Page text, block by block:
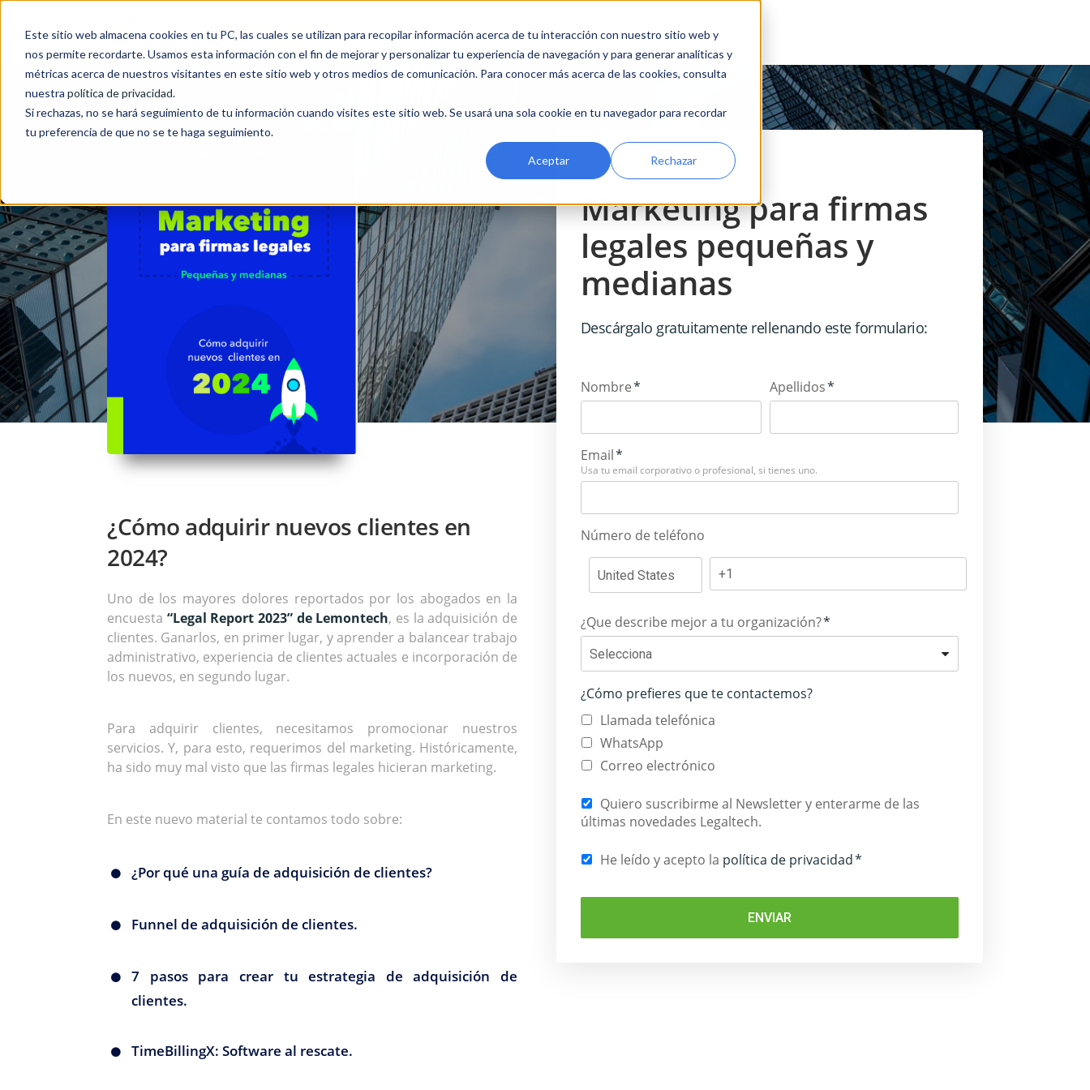
Este sitio web almacena cookies en tu PC, las cuales se utilizan para recopilar información acerca de tu interacción con nuestro sitio web y
nos permite recordarte. Usamos esta información con el fin de mejorar y personalizar tu experiencia de navegación y para generar analíticas y
métricas acerca de nuestros visitantes en este sitio web y otros medios de comunicación. Para conocer más acerca de las cookies, consulta
nuestra política de privacidad.
Si rechazas, no se hará seguimiento de tu información cuando visites este sitio web. Se usará una sola cookie en tu navegador para recordar
tu preferencia de que no se te haga seguimiento.
Aceptar Rechazar
eBook gratuito
Marketing para firmas
legales pequeñas y
medianas
Descárgalo gratuitamente rellenando este formulario:
Nombre* Apellidos*
Email*
Usa tu email corporativo o profesional, si tienes uno.
Número de teléfono
¿Que describe mejor a tu organización?*
¿Cómo prefieres que te contactemos?
Llamada telefónica
WhatsApp
Correo electrónico
Quiero suscribirme al Newsletter y enterarme de las
últimas novedades Legaltech.
He leído y acepto la política de privacidad*
¿Cómo adquirir nuevos clientes en
2024?
Uno de los mayores dolores reportados por los abogados en la
encuesta “Legal Report 2023” de Lemontech, es la adquisición de
clientes. Ganarlos, en primer lugar, y aprender a balancear trabajo
administrativo, experiencia de clientes actuales e incorporación de
los nuevos, en segundo lugar.
Para adquirir clientes, necesitamos promocionar nuestros
servicios. Y, para esto, requerimos del marketing. Históricamente,
ha sido muy mal visto que las firmas legales hicieran marketing.
En este nuevo material te contamos todo sobre:
¿Por qué una guía de adquisición de clientes?
Funnel de adquisición de clientes.
7 pasos para crear tu estrategia de adquisición de
clientes.
TimeBillingX: Software al rescate.